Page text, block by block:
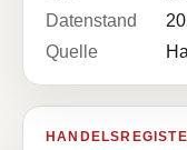
Datenstand
Quelle